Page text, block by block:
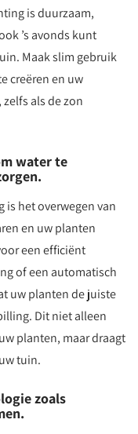
is duurzaam,
’s avonds kunt
Maak slim gebruik
creëren en uw
als de zon
water te
het overwegen van
en uw planten
een efficiënt
of een automatisch
uw planten de juiste
Dit niet alleen
planten, maar draagt
tuin.
zoals